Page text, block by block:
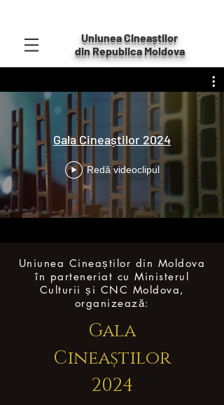
Uniunea Cineaștilor
din Republica Moldova
Gala Cineaștilor 2024
Redă videoclipul
Uniunea Cineaștilor din Moldova
în parteneriat cu Ministerul
Culturii și CNC Moldova,
organizează:
Gala
Cineaștilor
2024